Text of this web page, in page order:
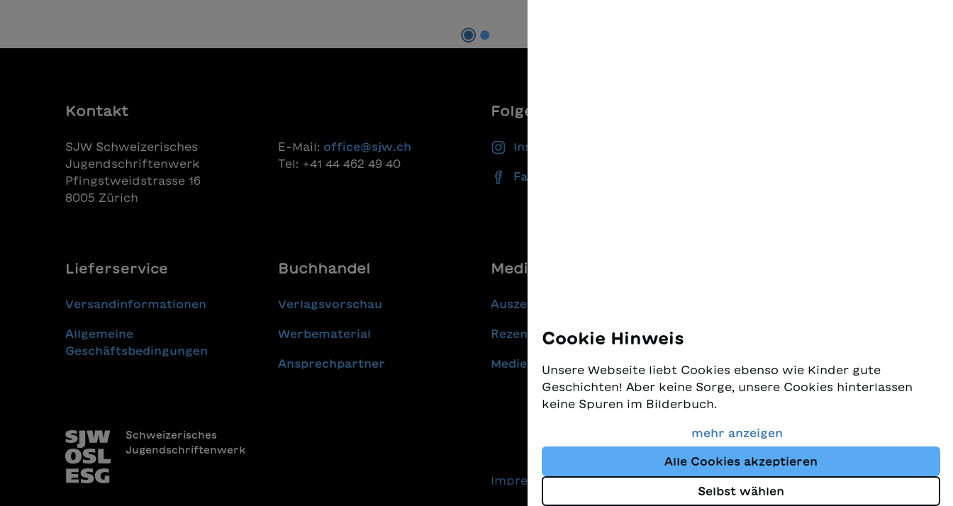
Kontakt
SJW Schweizerisches
Jugendschriftenwerk
Pfingstweidstrasse 16
8005 Zürich
E-Mail: office@sjw.ch
Tel: +41 44 462 49 40
Folgen Sie uns
Instagram
Facebook
Lieferservice
Versandinformationen
Allgemeine
Geschäftsbedingungen
Buchhandel
Verlagsvorschau
Werbematerial
Ansprechpartner
Media
Auszeichnungen
Rezensionen
Medienmitteilungen
Schweizerisches
Jugendschriftenwerk
Impressum Datenschutz
Cookie Hinweis
Unsere Webseite liebt Cookies ebenso wie Kinder gute
Geschichten! Aber keine Sorge, unsere Cookies hinterlassen
keine Spuren im Bilderbuch.
Wir nehmen den Schutz Ihrer Daten sehr ernst und wollen
gleichzeitig, dass Sie bei uns immer die besten Kinderbücher
finden. Diese Website nutzt Cookies und andere Tracking-
Technologien, um den Shop ständig zu verbessern und Ihnen
Geschichten anzuzeigen, die auf Ihre Interessen abgestimmt
mehr anzeigen
Alle Cookies akzeptieren
Selbst wählen